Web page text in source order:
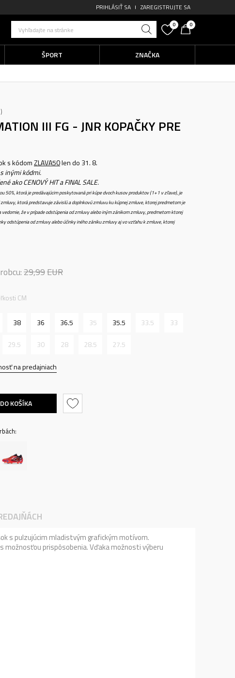
PRIHLÁSIŤ SA ZAREGISTRUJTE SA
Vyhľadajte na stránke
0 0
ŠPORT
ZNAČKA
III FG - JNR KOPAČKY PRE
s kódomZLAVA50len do 31. 8.
inými kódmi.
ako CENOVÝ HIT a FINAL SALE.
50%, ktorá je predávajúcim poskytovaná pri kúpe dvoch kusov produktov (1+1 v zľave), je
ktorá predstavuje závislú a doplnkovú zmluvu ku kúpnej zmluve, ktorej predmetom je
že v prípade odstúpenia od zmluvy alebo iným zánikom zmluvy, predmetom ktorej
odstúpenia od zmluvy alebo účinky iného zániku zmluvy aj vo vzťahu k zmluve, ktorej
29,99EUR
CM
38 36 36.5 35 35.5 33.5 33
29.5 30 28 28.5 27.5
na predajniach
KOŠÍKA
s pulzujúcim mladistvým grafickým motívom.
možnosťou prispôsobenia. Vďaka možnosti výberu